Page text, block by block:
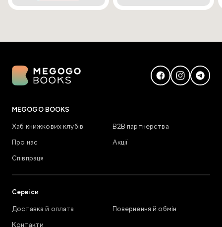
MEGOGO BOOKS
Хаб книжкових клубів
В2В партнерства
Про нас
Акції
Співпраця
Сервіси
Доставка й оплата
Повернення й обмін
Контакти